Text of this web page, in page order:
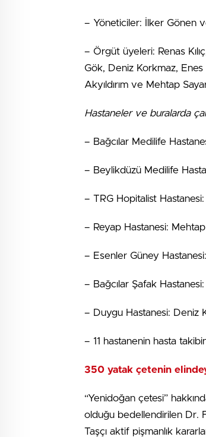
– Yöneticiler: İlker Gönen
– Örgüt üyeleri: Renas
Gök, Deniz Korkmaz, Enes
Akyıldırım ve Mehtap
Hastaneler ve buralarda
– Bağcılar Medilife
– Beylikdüzü Medilife
– TRG Hopitalist Hastanesi:
– Reyap Hastanesi:
– Esenler Güney
– Bağcılar Şafak
– Duygu Hastanesi: Deniz
– 11 hastanenin hasta
350 yatak çetenin
“Yenidoğan çetesi”
olduğu bedellendirilen Dr.
Taşçı aktif pişmanlık